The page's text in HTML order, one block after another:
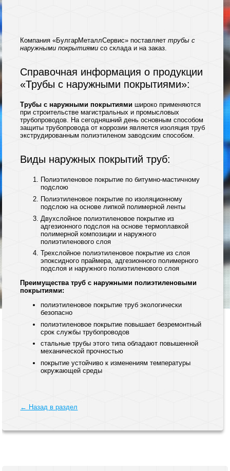
Компания «БулгарМеталлСервис» поставляеттрубы с
наружными покрытиями со склада и на заказ.
Справочная информация о продукции
«Трубы с наружными покрытиями»:
Трубы с наружными покрытиями широко применяются
при строительстве магистральных и промысловых
трубопроводов. На сегодняшний день основным способом
защиты трубопровода от коррозии является изоляция труб
экструдированным полиэтиленом заводским способом.
Виды наружных покрытий труб:
Полиэтиленовое покрытие по битумно-мастичному
подслою
Полиэтиленовое покрытие по изоляционному
подслою на основе липкой полимерной ленты
Двухслойное полиэтиленовое покрытие из
адгезионного подслоя на основе термоплавкой
полимерной композиции и наружного
полиэтиленового слоя
Трехслойное полиэтиленовое покрытие из слоя
эпоксидного праймера, адгезионного полимерного
подслоя и наружного полиэтиленового слоя
Преимущества труб с наружными полиэтиленовыми
покрытиями:
полиэтиленовое покрытие труб экологически
безопасно
полиэтиленовое покрытие повышает безремонтный
срок службы трубопроводов
стальные трубы этого типа обладают повышенной
механической прочностью
покрытие устойчиво к изменениям температуры
окружающей среды
← Назад в раздел